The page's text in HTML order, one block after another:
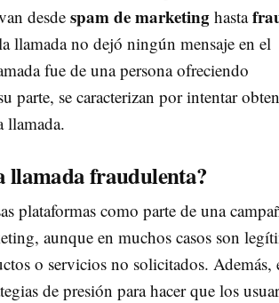
desde spam de marketing hasta
llamada no dejó ningún mensaje en el
fue de una persona ofreciendo
parte, se caracterizan por intentar
llamada.
llamada fraudulenta?
plataformas como parte de una
aunque en muchos casos son
o servicios no solicitados. Además,
de presión para hacer que los